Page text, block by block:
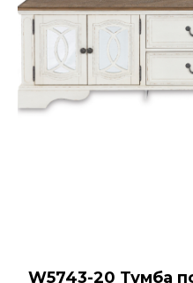
W5743-20 Тумба